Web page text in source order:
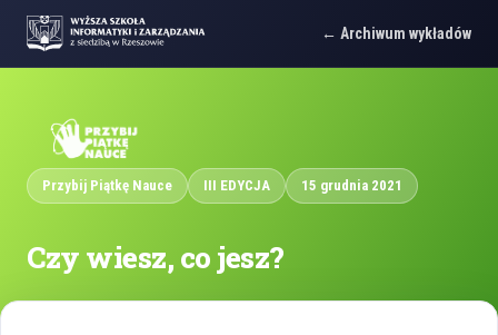
Archiwum wykładów
Przybij Piątkę Nauce III EDYCJA 15 grudnia 2021
Czy wiesz, co jesz?